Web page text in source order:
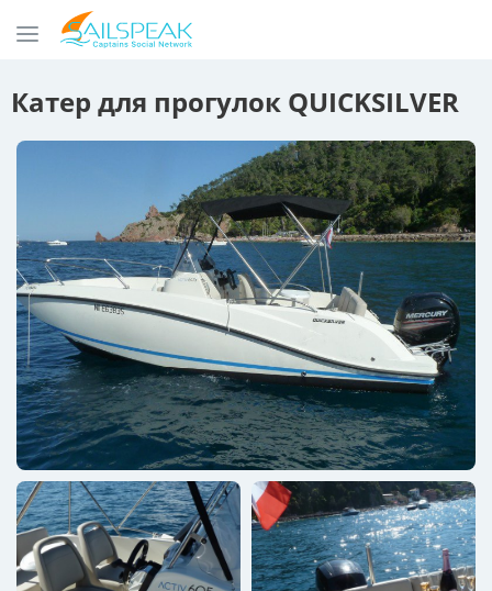
Катер для прогулок QUICKSILVER